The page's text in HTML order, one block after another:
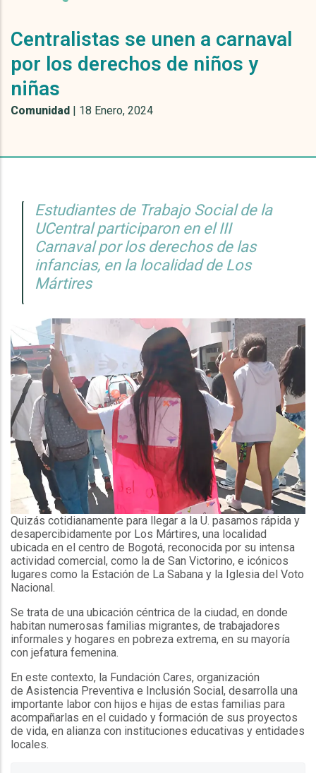
Centralistas se unen a carnaval
por los derechos de niños y
niñas
Comunidad | 18 Enero, 2024
Estudiantes de Trabajo Social de la
UCentral participaron en el III
Carnaval por los derechos de las
infancias, en la localidad de Los
Mártires
Quizás cotidianamente para llegar a la U. pasamos rápida y
desapercibidamente por Los Mártires, una localidad
ubicada en el centro de Bogotá, reconocida por su intensa
actividad comercial, como la de San Victorino, e icónicos
lugares como la Estación de La Sabana y la Iglesia del Voto
Nacional.
Se trata de una ubicación céntrica de la ciudad, en donde
habitan numerosas familias migrantes, de trabajadores
informales y hogares en pobreza extrema, en su mayoría
con jefatura femenina.
En este contexto, la Fundación Cares, organización
de Asistencia Preventiva e Inclusión Social, desarrolla una
importante labor con hijos e hijas de estas familias para
acompañarlas en el cuidado y formación de sus proyectos
de vida, en alianza con instituciones educativas y entidades
locales.